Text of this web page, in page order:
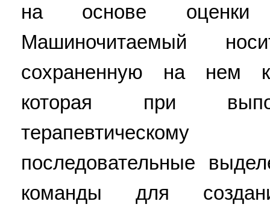
на основе оценки
Машиночитаемый
сохраненную на нем
которая при
последовательные
команды для